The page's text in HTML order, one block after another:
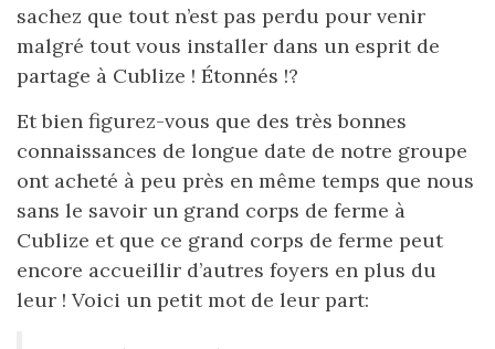
sachez que tout n’est pas perdu pour venir
malgré tout vous installer dans un esprit de
partage à Cublize ! Étonnés !?
Et bien figurez-vous que des très bonnes
connaissances de longue date de notre groupe
ont acheté à peu près en même temps que nous
sans le savoir un grand corps de ferme à
Cublize et que ce grand corps de ferme peut
encore accueillir d’autres foyers en plus du
leur ! Voici un petit mot de leur part: